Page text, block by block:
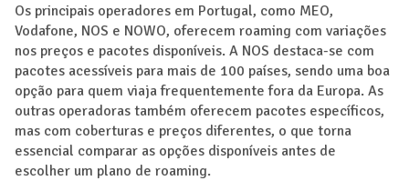
Os principais operadores em Portugal, como MEO,
Vodafone, NOS e NOWO, oferecem roaming com variações
nos preços e pacotes disponíveis. A NOS destaca-se com
pacotes acessíveis para mais de 100 países, sendo uma boa
opção para quem viaja frequentemente fora da Europa. As
outras operadoras também oferecem pacotes específicos,
mas com coberturas e preços diferentes, o que torna
essencial comparar as opções disponíveis antes de
escolher um plano de roaming.